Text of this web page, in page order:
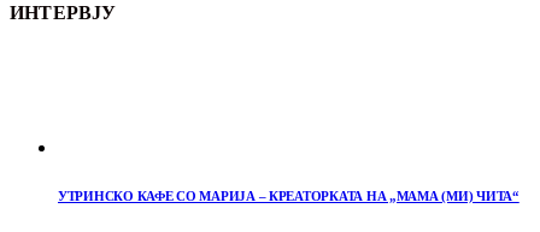
ИНТЕРВЈУ
УТРИНСКО КАФЕ СО МАРИЈА – КРЕАТОРКАТА НА „МАМА (МИ) ЧИТА“